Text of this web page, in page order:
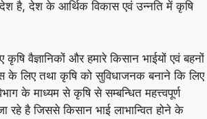
है, देश के आर्थिक विकास एवं उन्नति में कृषि
वैज्ञानिकों और हमारे किसान भाईयों एवं बहनों
के लिए तथा कृषि को सुविधाजनक बनाने कि लिए
के माध्यम से कृषि से सम्बन्धित महत्त्वपूर्ण
रहे है जिससे किसान भाई लाभान्वित होने के